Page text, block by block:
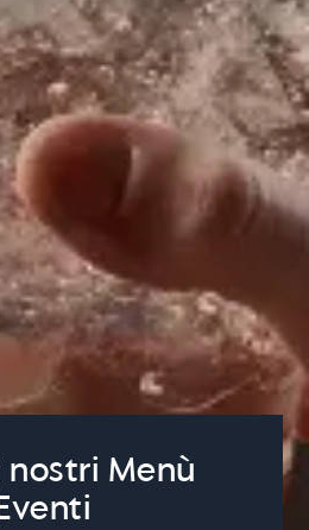
nostri Menù